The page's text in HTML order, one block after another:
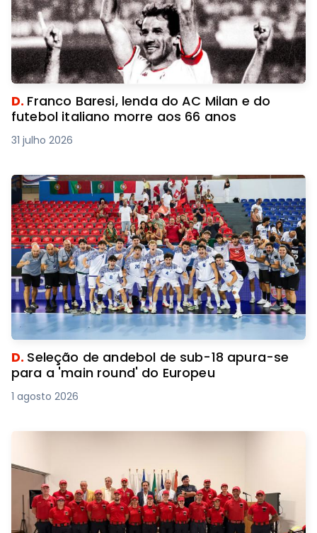
D. Franco Baresi, lenda do AC Milan e do
futebol italiano morre aos 66 anos
31 julho 2026
D. Seleção de andebol de sub-18 apura-se
para a 'main round' do Europeu
1 agosto 2026